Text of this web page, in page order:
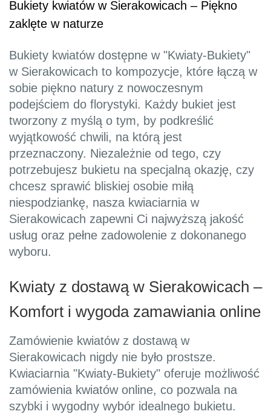
Bukiety kwiatów w Sierakowicach – Piękno
zaklęte w naturze
Bukiety kwiatów dostępne w "Kwiaty-Bukiety"
w Sierakowicach to kompozycje, które łączą w
sobie piękno natury z nowoczesnym
podejściem do florystyki. Każdy bukiet jest
tworzony z myślą o tym, by podkreślić
wyjątkowość chwili, na którą jest
przeznaczony. Niezależnie od tego, czy
potrzebujesz bukietu na specjalną okazję, czy
chcesz sprawić bliskiej osobie miłą
niespodziankę, nasza kwiaciarnia w
Sierakowicach zapewni Ci najwyższą jakość
usług oraz pełne zadowolenie z dokonanego
wyboru.
Kwiaty z dostawą w Sierakowicach –
Komfort i wygoda zamawiania online
Zamówienie kwiatów z dostawą w
Sierakowicach nigdy nie było prostsze.
Kwiaciarnia "Kwiaty-Bukiety" oferuje możliwość
zamówienia kwiatów online, co pozwala na
szybki i wygodny wybór idealnego bukietu.